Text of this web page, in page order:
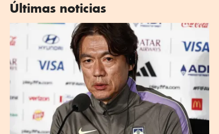
Últimas noticias